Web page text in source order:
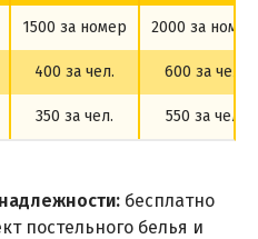
1500 за номер 2000 за номер
400 за чел. 600 за чел.
350 за чел. 550 за чел.
бесплатно
постельного белья и